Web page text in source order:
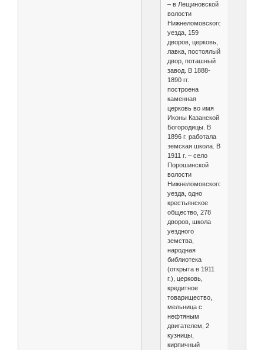
– в Лещиновской
волости
Нижнеломовского
уезда, 159
дворов, церковь,
лавка, постоялый
двор, поташный
завод. В 1888-
1890 гг.
построена
каменная
церковь во имя
Иконы Казанской
Богородицы. В
1896 г. работала
земская школа. В
1911 г. – село
Порошинской
волости
Нижнеломовского
уезда, одно
крестьянское
общество, 278
дворов, школа
уездного
земства,
народная
библиотека
(открыта в 1911
г.), церковь,
кредитное
товарищество,
мельница с
нефтяным
двигателем, 2
кузницы,
кирпичный